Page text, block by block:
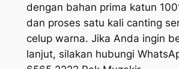
dengan bahan prima katun
dan proses satu kali canting
celup warna. Jika Anda ingin
lanjut, silakan hubungi